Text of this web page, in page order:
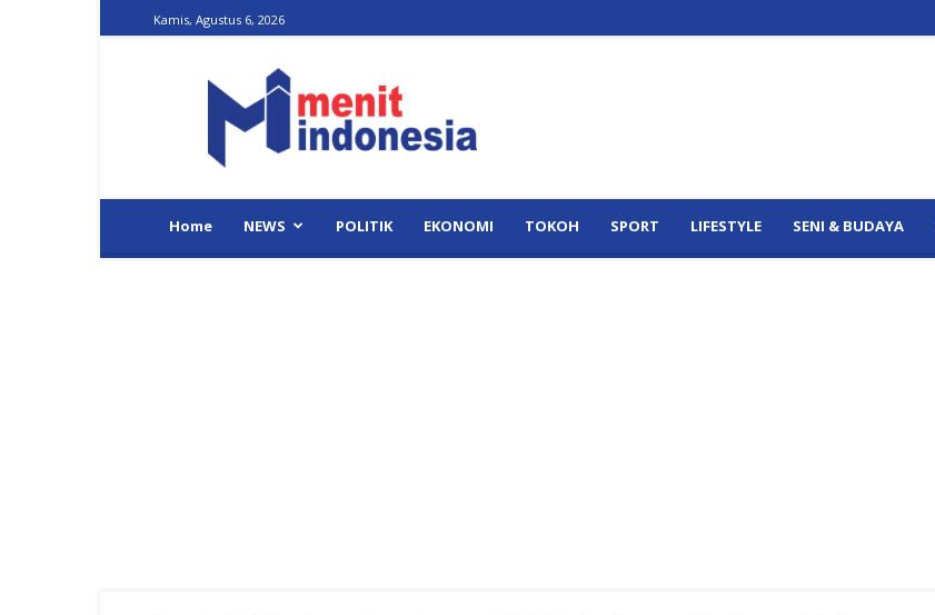
Kamis, Agustus 6, 2026
Indonesia
Home NEWS POLITIK EKONOMI TOKOH SPORT LIFESTYLE SENI & BUDAYA